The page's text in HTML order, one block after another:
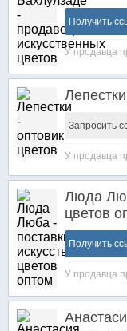
Получить
У продавца
Запросить
У продавца
Люда
цветов
Получить
У продавца